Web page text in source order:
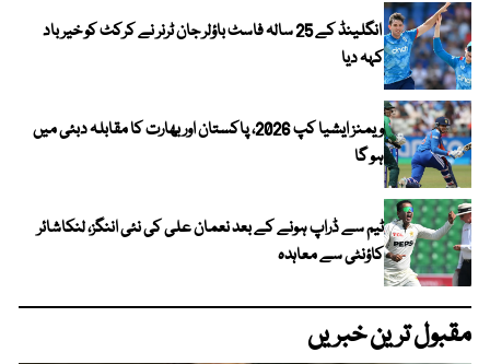
انگلینڈ کے 25 سالہ فاسٹ باؤلر جان ٹرنر نے کرکٹ کو خیر باد
کہہ دیا
ویمنز ایشیا کپ 2026، پاکستان اور بھارت کا مقابلہ دبئی میں
ہو گا
ٹیم سے ڈراپ ہونے کے بعد نعمان علی کی نئی اننگز، لنکاشائر
کاؤنٹی سے معاہدہ
مقبول ترین خبریں